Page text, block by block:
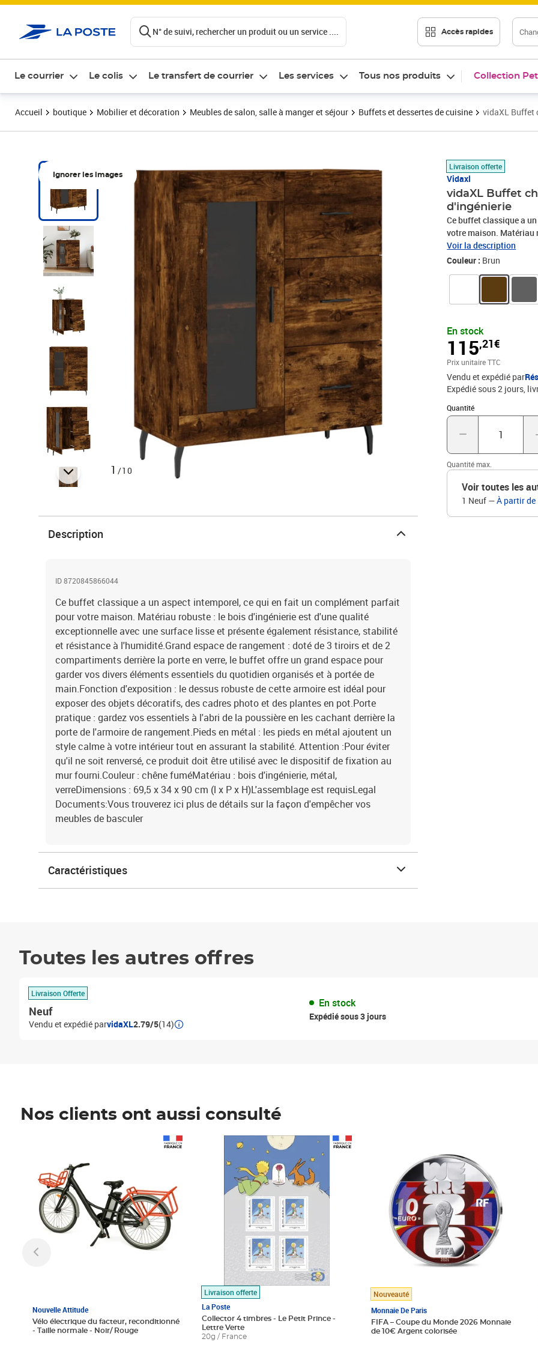
N° de suivi, rechercher un produit ou un service .... Accès rapides
Le courrier Le colis Le transfert de courrier Les services Tous nos produits Collection
Accueil boutique Mobilier et décoration Meubles de salon, salle à manger et séjour Buffets et dessertes de cuisine vidaXL Buffet
Ignorer les images
1 /10
Livraison offerte
Vidaxl
vidaXL Buffet
d'ingénierie
Ce buffet classique a
votre maison. Matériau
avec une surface lisse
l'humidité.Grand
cadres photo et des
les pieds en métal
stabilité. Attention
dispositif de fixation au
métal, verreDimensions
Documents:Vous
de basculer
Voir la description
Couleur : Brun
En stock
115,21€
Prix 115,21€
Prix unitaire TTC
Vendu et expédié par
Expédié sous 2 jours
Quantité
Quantité : 1
Quantité max.
Voir toutes les
1 Neuf —À partir de
Description
ID 8720845866044
Ce buffet classique a un aspect intemporel, ce qui en fait un complément parfait
pour votre maison. Matériau robuste : le bois d'ingénierie est d'une qualité
exceptionnelle avec une surface lisse et présente également résistance, stabilité
et résistance à l'humidité.Grand espace de rangement : doté de 3 tiroirs et de 2
compartiments derrière la porte en verre, le buffet offre un grand espace pour
garder vos divers éléments essentiels du quotidien organisés et à portée de
main.Fonction d'exposition : le dessus robuste de cette armoire est idéal pour
exposer des objets décoratifs, des cadres photo et des plantes en pot.Porte
pratique : gardez vos essentiels à l'abri de la poussière en les cachant derrière la
porte de l'armoire de rangement.Pieds en métal : les pieds en métal ajoutent un
style calme à votre intérieur tout en assurant la stabilité. Attention :Pour éviter
qu'il ne soit renversé, ce produit doit être utilisé avec le dispositif de fixation au
mur fourni.Couleur : chêne fuméMatériau : bois d'ingénierie, métal,
verreDimensions : 69,5 x 34 x 90 cm (l x P x H)L'assemblage est requisLegal
Documents:Vous trouverez ici plus de détails sur la façon d'empêcher vos
meubles de basculer
Caractéristiques
Toutes les autres offres
Livraison Offerte
Neuf
Vendu et expédié parvidaXL2.79/5(14)
En stock
Expédié sous 3 jours
Nos clients ont aussi consulté
Nouvelle Attitude
Vélo électrique du facteur, reconditionné
- Taille normale - Noir/ Rouge
Livraison offerte
La Poste
Collector 4 timbres - Le Petit Prince -
Lettre Verte
20g / France
Prix 7,50€
Nouveauté
Monnaie De Paris
FIFA – Coupe du Monde 2026 Monnaie
de 10€ Argent colorisée